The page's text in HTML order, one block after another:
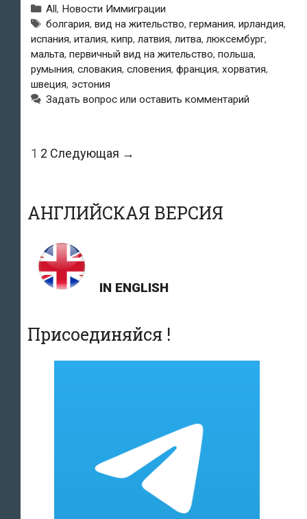
жительство
Латвия
не
очень
Рубрики
All, Новости Иммиграции
Метки
болгария,вид на жительство,германия,ирландия,
испания, италия, кипр, латвия, литва, люксембург,
мальта, первичный вид на жительство, польша,
румыния, словакия, словения, франция, хорватия,
швеция, эстония
Задать вопрос или оставить комментарий
Навигация
1 2 Следующая →
АНГЛИЙСКАЯ ВЕРСИЯ
IN ENGLISH
Присоединяйся !